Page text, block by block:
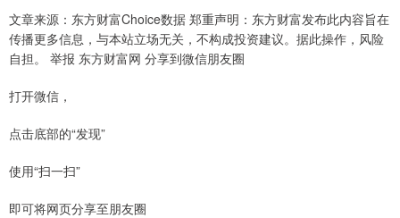
文章来源：东方财富Choice数据 郑重声明：东方财富发布此内容旨在
传播更多信息，与本站立场无关，不构成投资建议。据此操作，风险
自担。 举报 东方财富网 分享到微信朋友圈
打开微信，
点击底部的“发现”
使用“扫一扫”
即可将网页分享至朋友圈